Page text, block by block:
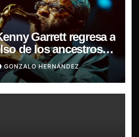
Garrett regresa a
de los ancestros
vida
GONZALO HERNÁNDEZ